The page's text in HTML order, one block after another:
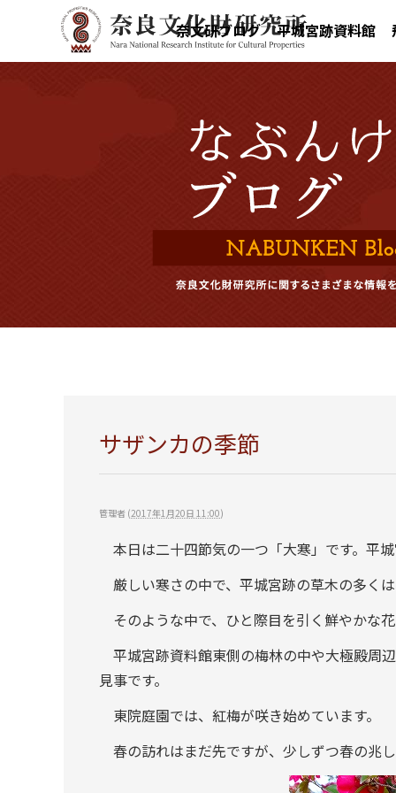
奈文研ブログ 平城宮跡資料館
サザンカの季節
管理者 (2017年1月20日 11:00)
本日は二十四節気の一つ「大寒」です。平
厳しい寒さの中で、平城宮跡の草木の多く
そのような中で、ひと際目を引く鮮やかな
平城宮跡資料館東側の梅林の中や大極殿周
見事です。
東院庭園では、紅梅が咲き始めています。
春の訪れはまだ先ですが、少しずつ春の兆